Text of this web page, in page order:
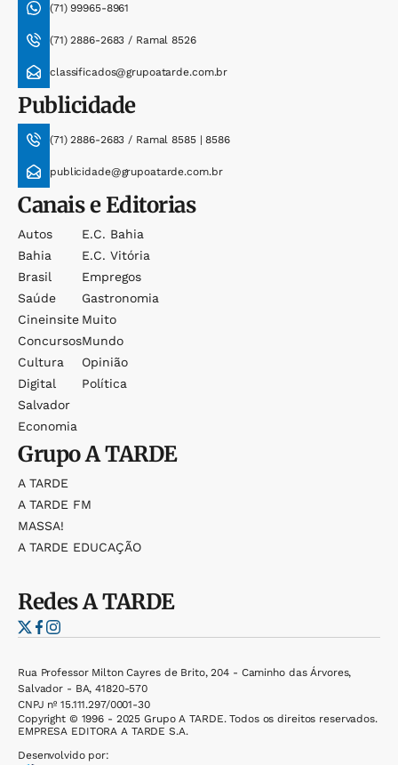
(71) 99965-8961
(71) 2886-2683 / Ramal 8526
classificados@grupoatarde.com.br
Publicidade
(71) 2886-2683 / Ramal 8585 | 8586
publicidade@grupoatarde.com.br
Canais e Editorias
Autos
Bahia
Brasil
Saúde
Cineinsite
Concursos
Cultura
Digital
Salvador
Economia
E.c. Bahia
E.c. Vitória
Empregos
Gastronomia
Muito
Mundo
Opinião
Política
GrupoA TARDE
A TARDE
A TARDE FM
MASSA!
A TARDE EDUCAÇÃO
RedesA TARDE
Rua Professor Milton Cayres de Brito, 204 - Caminho das Árvores,
Salvador - BA, 41820-570
CNPJ nº 15.111.297/0001-30
Copyright © 1996 - 2025 Grupo A TARDE. Todos os direitos reservados.
EMPRESA EDITORA A TARDE S.A.
Desenvolvido por: